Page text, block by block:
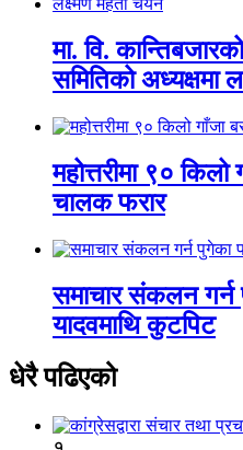
मा. वि.
समितिको अध्यक्षमा
महोत्तरीमा ९०
चालक फरार
समाचार संकलन गर्न
यादवमाथि कुटपिट
धेरै पढिएको